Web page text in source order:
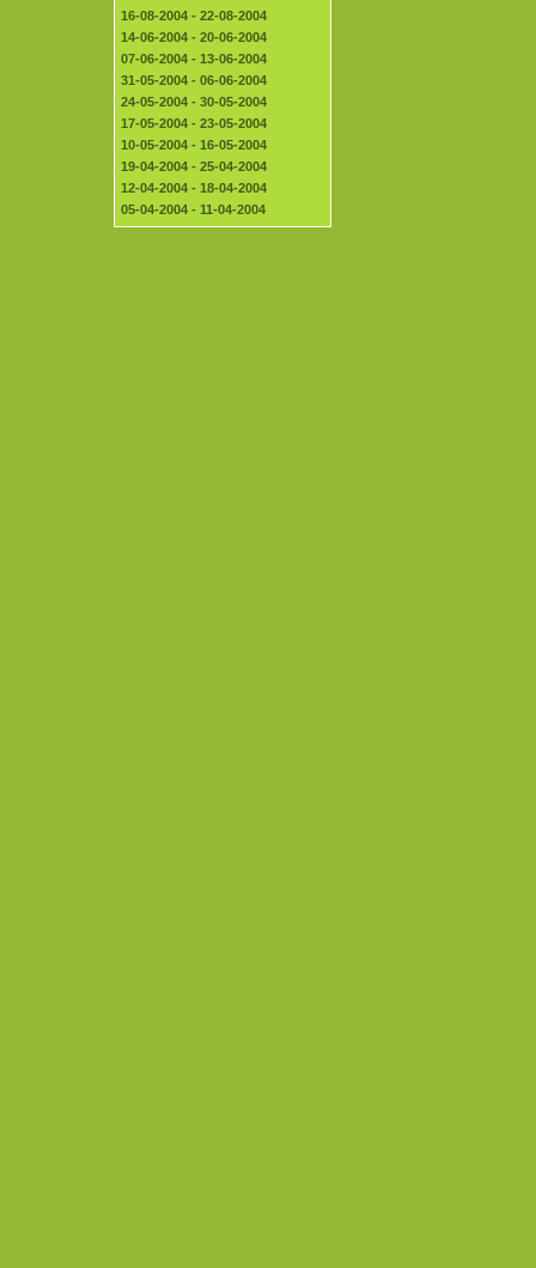
16-08-2004 - 22-08-2004
14-06-2004 - 20-06-2004
07-06-2004 - 13-06-2004
31-05-2004 - 06-06-2004
24-05-2004 - 30-05-2004
17-05-2004 - 23-05-2004
10-05-2004 - 16-05-2004
19-04-2004 - 25-04-2004
12-04-2004 - 18-04-2004
05-04-2004 - 11-04-2004